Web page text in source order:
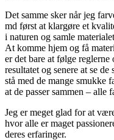
Det samme sker når jeg
md først at klargøre et
i naturen og samle
At komme hjem og få
er det bare at følge
resultatet og senere at se
stå med de mange smukke
at de passer sammen – alle
Jeg er meget glad for at
hvor alle er maget
deres erfaringer.